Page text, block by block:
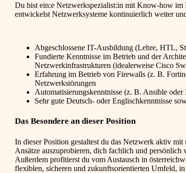
Du bist ein:e Netzwerkspezialist:in mit Know-how im
entwickelst Netzwerksysteme kontinuierlich weiter
Abgeschlossene IT-Ausbildung (Lehre, HTL,
Fundierte Kenntnisse im Betrieb und der
Netzwerkinfrastrukturen (idealerweise Cisco
Erfahrung im Betrieb von Firewalls (z. B.
Netzwerkstörungen
Automatisierungskenntnisse (z. B. Ansible
Sehr gute Deutsch- oder Englischkenntnisse
Das Besondere an dieser Position
In dieser Position gestaltest du das Netzwerk aktiv
Ansätze auszuprobieren, dich fachlich und
Außerdem profitierst du vom Austausch in
flexiblen, sicheren und zukunftsorientierten Umfeld,